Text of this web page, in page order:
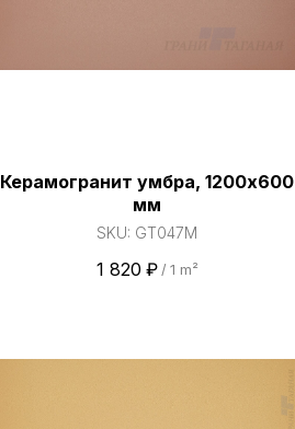
Керамогранит умбра, 1200х600
мм
SKU: GT047M
1 820 ₽ / 1 m²